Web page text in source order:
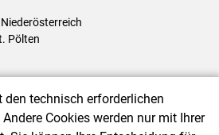
Pölten
|Barrierefreiheit|
den technisch erforderlichen
Cookies werden nur mit Ihrer